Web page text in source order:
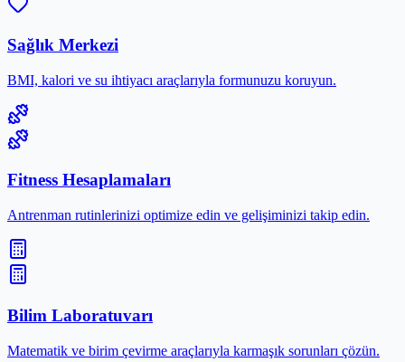
Sağlık Merkezi
BMI, kalori ve su ihtiyacı araçlarıyla formunuzu koruyun.
Fitness Hesaplamaları
Antrenman rutinlerinizi optimize edin ve gelişiminizi takip edin.
Bilim Laboratuvarı
Matematik ve birim çevirme araçlarıyla karmaşık sorunları çözün.